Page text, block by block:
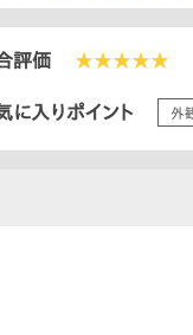
評価 ★★★★★
に入りポイント 外